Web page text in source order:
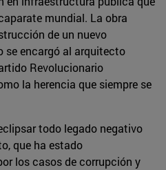
mundial. La obra
de un nuevo
se encargó al arquitecto
Revolucionario
la herencia que siempre se
todo legado negativo
que ha estado
los casos de corrupción y